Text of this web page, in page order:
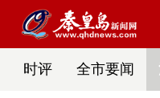
时评 全市要闻